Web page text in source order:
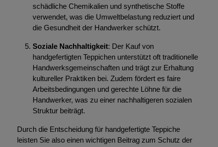
schädliche Chemikalien und synthetische Stoffe
verwendet, was die Umweltbelastung reduziert und
die Gesundheit der Handwerker schützt.
Soziale Nachhaltigkeit: Der Kauf von
handgefertigten Teppichen unterstützt oft traditionelle
Handwerksgemeinschaften und trägt zur Erhaltung
kultureller Praktiken bei. Zudem fördert es faire
Arbeitsbedingungen und gerechte Löhne für die
Handwerker, was zu einer nachhaltigeren sozialen
Struktur beiträgt.
Durch die Entscheidung für handgefertigte Teppiche
leisten Sie also einen wichtigen Beitrag zum Schutz der